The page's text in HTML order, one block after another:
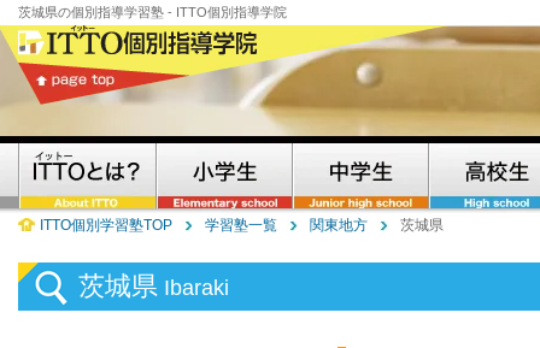
茨城県の個別指導学習塾 - ITTO個別指導学院
ITTO個別学習塾TOP 学習塾一覧 関東地方 茨城県
茨城県 Ibaraki